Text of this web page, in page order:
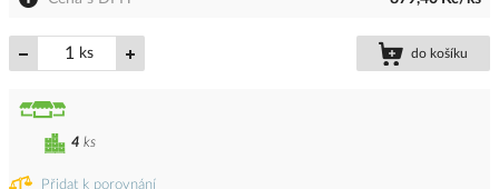
ks do košíku
Přidat k porovnání
4 ks